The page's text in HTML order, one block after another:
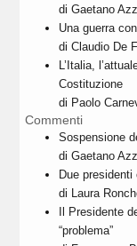
di Gaetano
Una guerra
di Claudio De
L’Italia,
Costituzione
di Paolo
Commenti
Sospensione
di Gaetano
Due presidenti
di Laura
Il Presidente
“problema”